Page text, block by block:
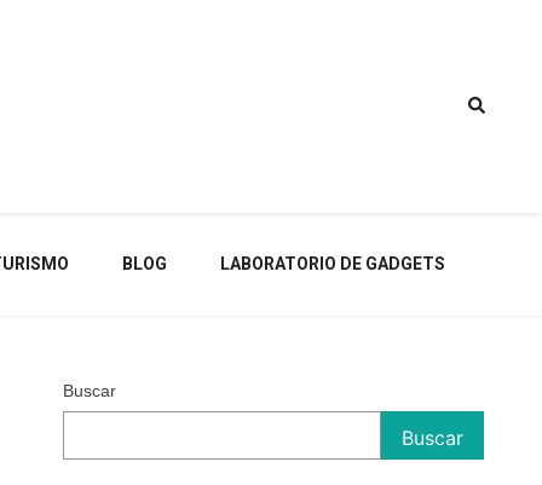
BLOG LABORATORIO DE GADGETS
Buscar
Buscar